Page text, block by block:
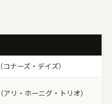
ナーズ・デイズ）
リ・ホーニグ・トリオ）